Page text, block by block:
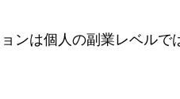
ンは個人の副業レベルで